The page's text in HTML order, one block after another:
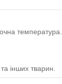
температура.
інших тварин.